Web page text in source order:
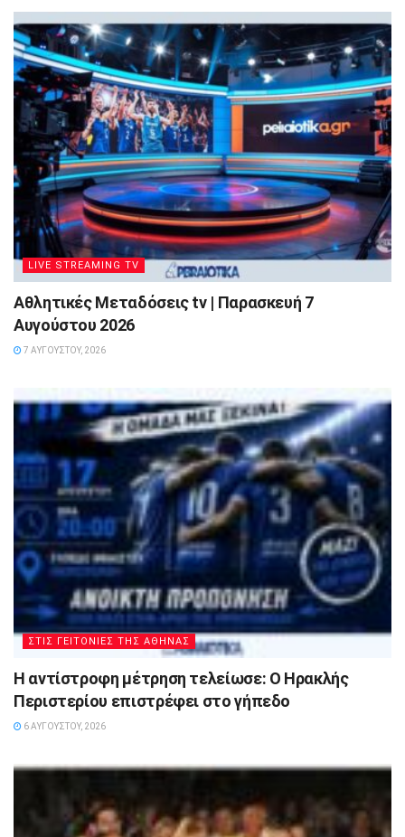
LIVE STREAMING TV
Αθλητικές Μεταδόσεις tv | Παρασκευή 7
Αυγούστου 2026
7 ΑΥΓΟΎΣΤΟΥ, 2026
ΣΤΙΣ ΓΕΙΤΟΝΙΕΣ ΤΗΣ ΑΘΗΝΑΣ
Η αντίστροφη μέτρηση τελείωσε: Ο Ηρακλής
Περιστερίου επιστρέφει στο γήπεδο
6 ΑΥΓΟΎΣΤΟΥ, 2026